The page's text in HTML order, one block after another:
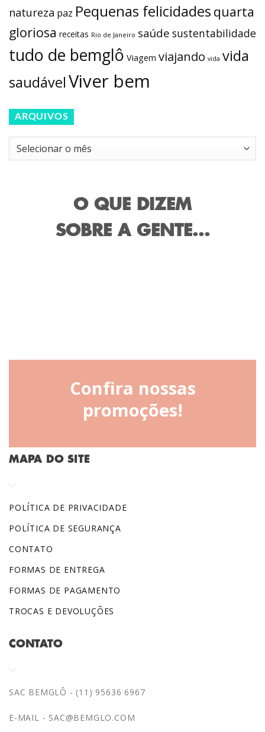
natureza paz Pequenas felicidades quarta
gloriosa receitas Rio de Janeiro saúde sustentabilidade
tudo de bemglô Viagem viajando vida vida
saudávelViver bem
ARQUIVOS
Arquivos
O QUE DIZEM
SOBRE A GENTE...
Confira nossas
promoções!
MAPA DO SITE
POLÍTICA DE PRIVACIDADE
POLÍTICA DE SEGURANÇA
CONTATO
FORMAS DE ENTREGA
FORMAS DE PAGAMENTO
TROCAS E DEVOLUÇÕES
CONTATO
SAC BEMGLÔ - (11) 95636 6967
E-MAIL - SAC@BEMGLO.COM